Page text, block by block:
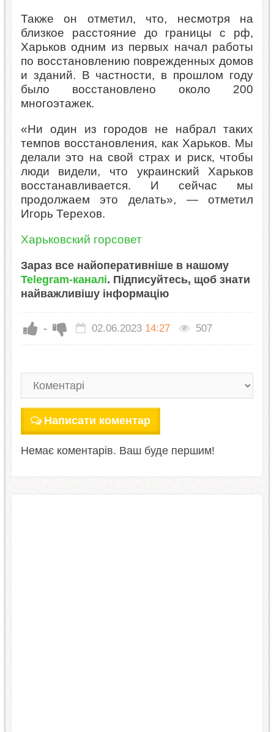
Также он отметил, что, несмотря на
близкое расстояние до границы с рф,
Харьков одним из первых начал работы
по восстановлению поврежденных домов
и зданий. В частности, в прошлом году
было восстановлено около 200
многоэтажек.
«Ни один из городов не набрал таких
темпов восстановления, как Харьков. Мы
делали это на свой страх и риск, чтобы
люди видели, что украинский Харьков
восстанавливается. И сейчас мы
продолжаем это делать», — отметил
Игорь Терехов.
Харьковский горсовет
Зараз все найоперативніше в нашому
Telegram-каналі. Підписуйтесь, щоб знати
найважливішу інформацію
- 02.06.2023 14:27 507
Написати коментар
Немає коментарів. Ваш буде першим!